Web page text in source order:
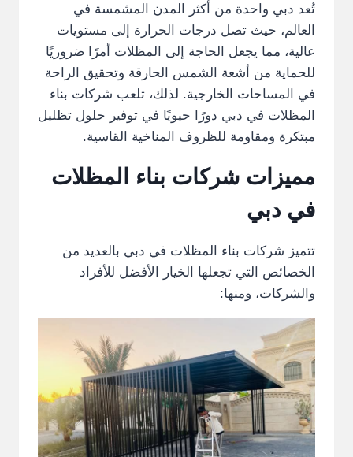
تُعد دبي واحدة من أكثر المدن المشمسة في
العالم، حيث تصل درجات الحرارة إلى مستويات
عالية، مما يجعل الحاجة إلى المظلات أمرًا ضروريًا
للحماية من أشعة الشمس الحارقة وتحقيق الراحة
في المساحات الخارجية. لذلك، تلعب شركات بناء
المظلات في دبي دورًا حيويًا في توفير حلول تظليل
مبتكرة ومقاومة للظروف المناخية القاسية.
مميزات شركات بناء المظلات
في دبي
تتميز شركات بناء المظلات في دبي بالعديد من
الخصائص التي تجعلها الخيار الأفضل للأفراد
والشركات، ومنها: